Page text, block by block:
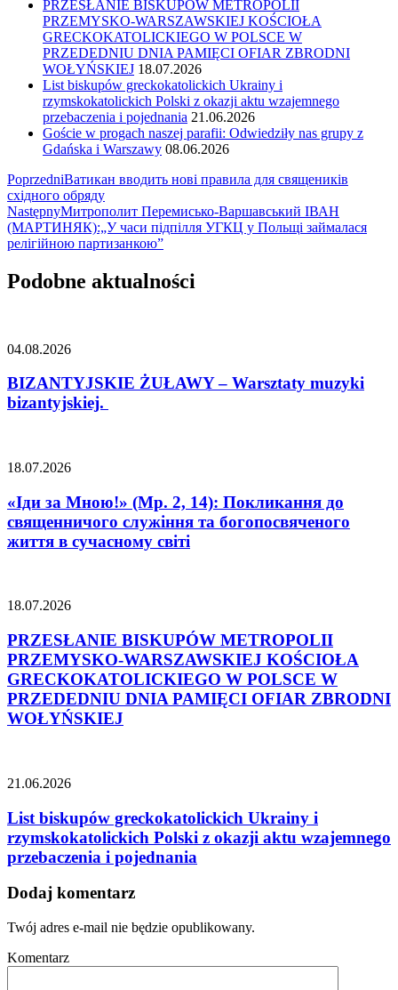
PRZESŁANIE BISKUPÓW METROPOLII
PRZEMYSKO-WARSZAWSKIEJ KOŚCIOŁA
GRECKOKATOLICKIEGO W POLSCE W
PRZEDEDNIU DNIA PAMIĘCI OFIAR ZBRODNI
WOŁYŃSKIEJ 18.07.2026
List biskupów greckokatolickich Ukrainy i
rzymskokatolickich Polski z okazji aktu wzajemnego
przebaczenia i pojednania 21.06.2026
Goście w progach naszej parafii: Odwiedziły nas grupy z
Gdańska i Warszawy 08.06.2026
Nawigacja
wpisu
PoprzedniВатикан вводить нові правила для священиків
східного обряду
NastępnyМитрополит Перемисько-Варшавський ІВАН
(МАРТИНЯК):„У часи підпілля УГКЦ у Польщі займалася
релігійною партизанкою”
Podobne aktualności
04.08.2026
BIZANTYJSKIE ŻUŁAWY – Warsztaty muzyki
bizantyjskiej.
18.07.2026
«Іди за Мною!» (Мр. 2, 14): Покликання до
священничого служіння та богопосвяченого
життя в сучасному світі
18.07.2026
PRZESŁANIE BISKUPÓW METROPOLII
PRZEMYSKO-WARSZAWSKIEJ KOŚCIOŁA
GRECKOKATOLICKIEGO W POLSCE W
PRZEDEDNIU DNIA PAMIĘCI OFIAR ZBRODNI
WOŁYŃSKIEJ
21.06.2026
List biskupów greckokatolickich Ukrainy i
rzymskokatolickich Polski z okazji aktu wzajemnego
przebaczenia i pojednania
Dodaj komentarz
Twój adres e-mail nie będzie opublikowany.
Komentarz